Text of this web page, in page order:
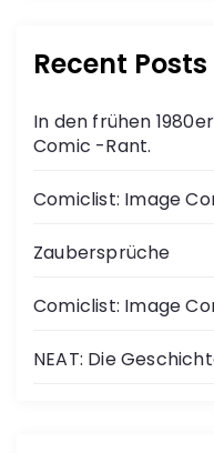
Recent Posts
In den frühen
Comic -Rant.
Comiclist: Image
Zaubersprüche
Comiclist: Image
NEAT: Die